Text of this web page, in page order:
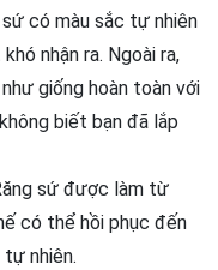
sứ có màu sắc tự nhiên
nhận ra. Ngoài ra,
giống hoàn toàn với
biết bạn đã lắp
sứ được làm từ
có thể hồi phục đến
tự nhiên.